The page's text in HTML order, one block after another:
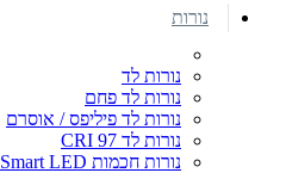
נורות
נורות לד
נורות לד פחם
נורות לד פיליפס / אוסרם
נורות לד CRI 97
נורות חכמות Philips Smart LED